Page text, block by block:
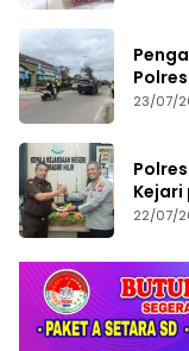
23/07/
22/07/